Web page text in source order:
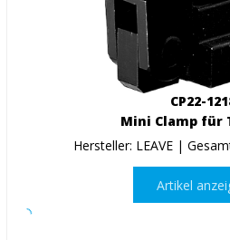
CP22-
Mini Clamp für
Hersteller: LEAVE |
Artikel